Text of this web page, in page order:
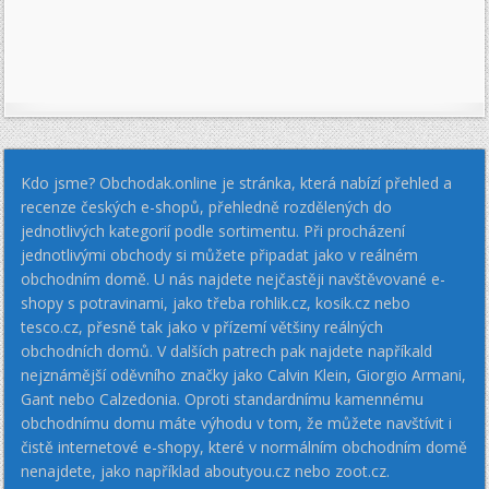
Kdo jsme? Obchodak.online je stránka, která nabízí přehled a
recenze českých e-shopů, přehledně rozdělených do
jednotlivých kategorií podle sortimentu. Při procházení
jednotlivými obchody si můžete připadat jako v reálném
obchodním domě. U nás najdete nejčastěji navštěvované e-
shopy s potravinami, jako třeba rohlik.cz, kosik.cz nebo
tesco.cz, přesně tak jako v přízemí většiny reálných
obchodních domů. V dalších patrech pak najdete napříkald
nejznámější oděvního značky jako Calvin Klein, Giorgio Armani,
Gant nebo Calzedonia. Oproti standardnímu kamennému
obchodnímu domu máte výhodu v tom, že můžete navštívit i
čistě internetové e-shopy, které v normálním obchodním domě
nenajdete, jako například aboutyou.cz nebo zoot.cz.